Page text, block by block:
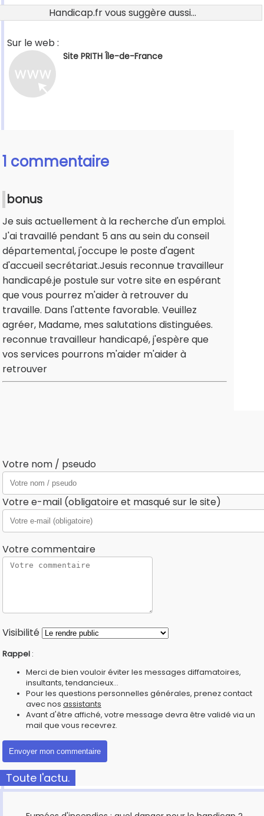
Handicap.fr vous suggère aussi...
Sur le web :
Site PRITH Île-de-France
1 commentaire
bonus
Je suis actuellement à la recherche d'un emploi.
J'ai travaillé pendant 5 ans au sein du conseil
départemental, j'occupe le poste d'agent
d'accueil secrétariat.Jesuis reconnue travailleur
handicapé.je postule sur votre site en espérant
que vous pourrez m'aider à retrouver du
travaille. Dans l'attente favorable. Veuillez
agréer, Madame, mes salutations distinguées.
reconnue travailleur handicapé, j'espère que
vos services pourrons m'aider m'aider à
retrouver
Votre nom / pseudo
Votre e-mail (obligatoire et masqué sur le site)
Votre commentaire
Visibilité
Rappel :
Merci de bien vouloir éviter les messages diffamatoires,
insultants, tendancieux...
Pour les questions personnelles générales, prenez contact
avec nos assistants
Avant d'être affiché, votre message devra être validé via un
mail que vous recevrez.
Toute l'actu.